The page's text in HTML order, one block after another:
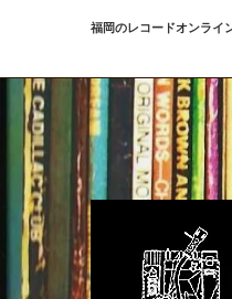
福岡のレコードオンライ